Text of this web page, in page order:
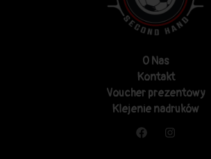
O Nas
Kontakt
Voucher prezentowy
Klejenie nadruków